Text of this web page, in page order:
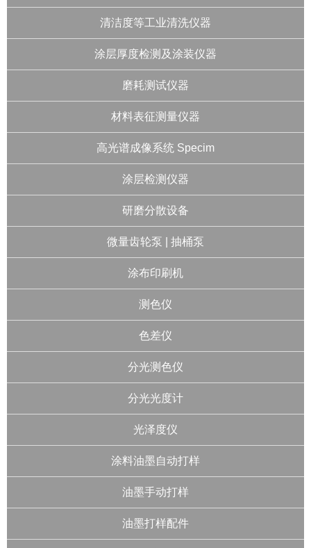
清洁度等工业清洗仪器
涂层厚度检测及涂装仪器
磨耗测试仪器
材料表征测量仪器
高光谱成像系统 Specim
涂层检测仪器
研磨分散设备
微量齿轮泵 | 抽桶泵
涂布印刷机
测色仪
色差仪
分光测色仪
分光光度计
光泽度仪
涂料油墨自动打样
油墨手动打样
油墨打样配件